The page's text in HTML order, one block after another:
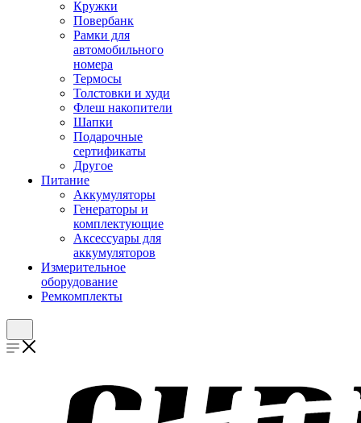
Кружки
Повербанк
Рамки для
автомобильного
номера
Термосы
Толстовки и худи
Флеш накопители
Шапки
Подарочные
сертификаты
Другое
Питание
Аккумуляторы
Генераторы и
комплектующие
Аксессуары для
аккумуляторов
Измерительное
оборудование
Ремкомплекты